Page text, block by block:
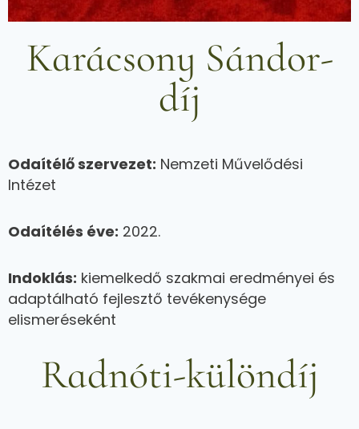
Karácsony Sándor-
díj
Odaítélő szervezet: Nemzeti Művelődési
Intézet
Odaítélés éve: 2022.
Indoklás: kiemelkedő szakmai eredményei és
adaptálható fejlesztő tevékenysége
elismeréseként
Radnóti-különdíj